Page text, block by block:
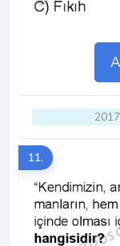
A
11.